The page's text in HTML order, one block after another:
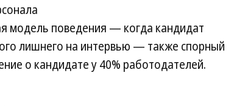
модель поведения — когда кандидат
лишнего на интервью — также спорный
о кандидате у 40% работодателей.